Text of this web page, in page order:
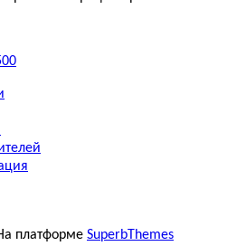
платформе SuperbThemes